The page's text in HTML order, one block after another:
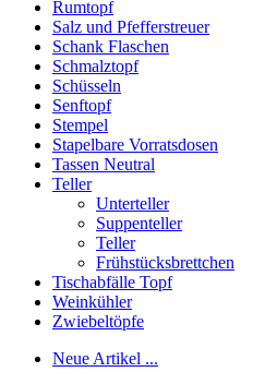
Rumtopf
Salz und Pfefferstreuer
Schank Flaschen
Schmalztopf
Schüsseln
Senftopf
Stempel
Stapelbare Vorratsdosen
Tassen Neutral
Teller
Unterteller
Suppenteller
Teller
Frühstücksbrettchen
Tischabfälle Topf
Weinkühler
Zwiebeltöpfe
Neue Artikel ...